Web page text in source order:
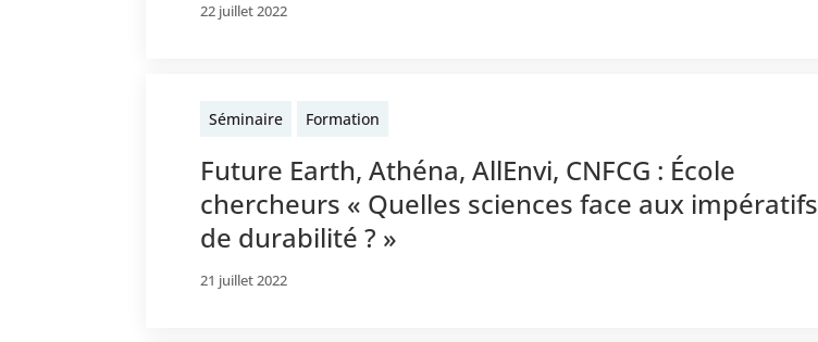
22 juillet 2022
Séminaire Formation
Future Earth, Athéna, AllEnvi, CNFCG : École
chercheurs « Quelles sciences face aux impératifs
de durabilité ? »
21 juillet 2022